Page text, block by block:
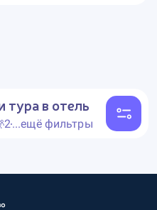
тура в отель
2...ещё фильтры